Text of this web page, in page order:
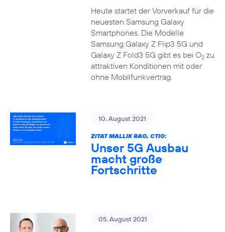
Heute startet der Vorverkauf für die
neuesten Samsung Galaxy
Smartphones. Die Modelle
Samsung Galaxy Z Flip3 5G und
Galaxy Z Fold3 5G gibt es bei O2zu
attraktiven Konditionen mit oder
ohne Mobilfunkvertrag.
10. August 2021
ZITAT MALLIK RAO, CTIO:
Unser 5G Ausbau
macht große
Fortschritte
05. August 2021